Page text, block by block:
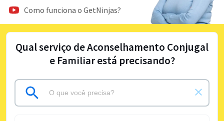
Como funciona o GetNinjas?
Qual serviço de Aconselhamento Conjugal
e Familiar está precisando?